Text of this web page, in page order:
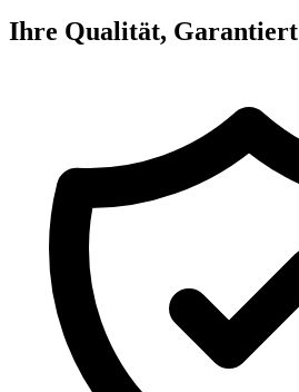
Ihre Qualität, Garantiert